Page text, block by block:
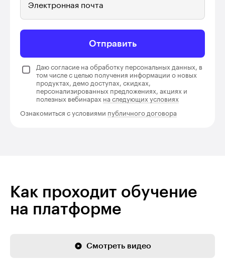
Электронная почта
Отправить
Даю согласие на обработку персональных данных, в
том числе с целью получения информации о новых
продуктах, демо доступах, скидках,
персонализированных предложениях, акциях и
полезных вебинарах на следующих условиях
Ознакомиться с условиями публичного договора
Как проходит обучение
на платформе
Смотреть видео